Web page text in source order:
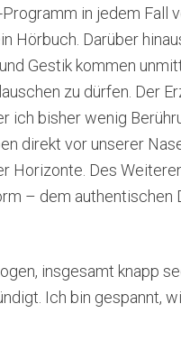
in jedem Fall
Hörbuch. Darüber
Gestik kommen
zu dürfen. Der
ich bisher wenig
direkt vor unserer
Horizonte. Des
– dem authentischen
insgesamt knapp
Ich bin gespannt,